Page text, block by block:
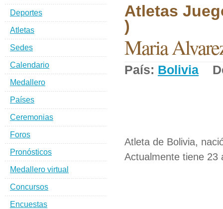
Atletas
)
Maria
País: Bolivia
Atleta de Bolivia,
Actualmente tiene 23
Deportes
Atletas
Sedes
Calendario
Medallero
Países
Ceremonias
Foros
Pronósticos
Medallero virtual
Concursos
Encuestas